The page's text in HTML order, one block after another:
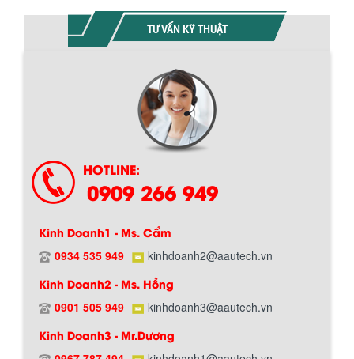
TƯ VẤN KỸ THUẬT
HOTLINE:
0909 266 949
Kinh Doanh1 - Ms. Cẩm
0934 535 949 kinhdoanh2@aautech.vn
Kinh Doanh2 - Ms. Hồng
0901 505 949 kinhdoanh3@aautech.vn
Kinh Doanh3 - Mr.Dương
Chính sách giao hàng
Hướng dẫn thanh toán mua hàng
Bồn chứa giải nhiệt sơn, mực in có cấu
tạo gồm 2 lớp inox và được dùng để